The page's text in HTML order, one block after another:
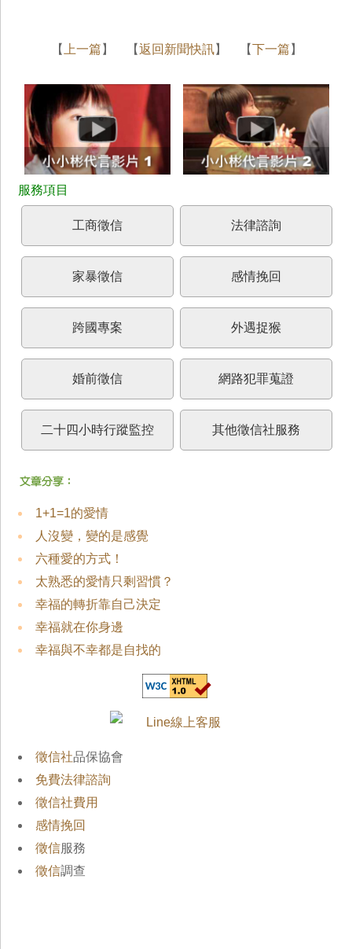
【 上一篇 】 【返回新聞快訊】 【下一篇 】
工商徵信 法律諮詢
家暴徵信 感情挽回
跨國專案 外遇捉猴
婚前徵信 網路犯罪蒐證
二十四小時行蹤監控 其他徵信社服務
1+1=1的愛情
人沒變，變的是感覺
六種愛的方式！
太熟悉的愛情只剩習慣？
幸福的轉折靠自己決定
幸福就在你身邊
幸福與不幸都是自找的
徵信社品保協會
免費法律諮詢
徵信社費用
感情挽回
徵信服務
徵信調查